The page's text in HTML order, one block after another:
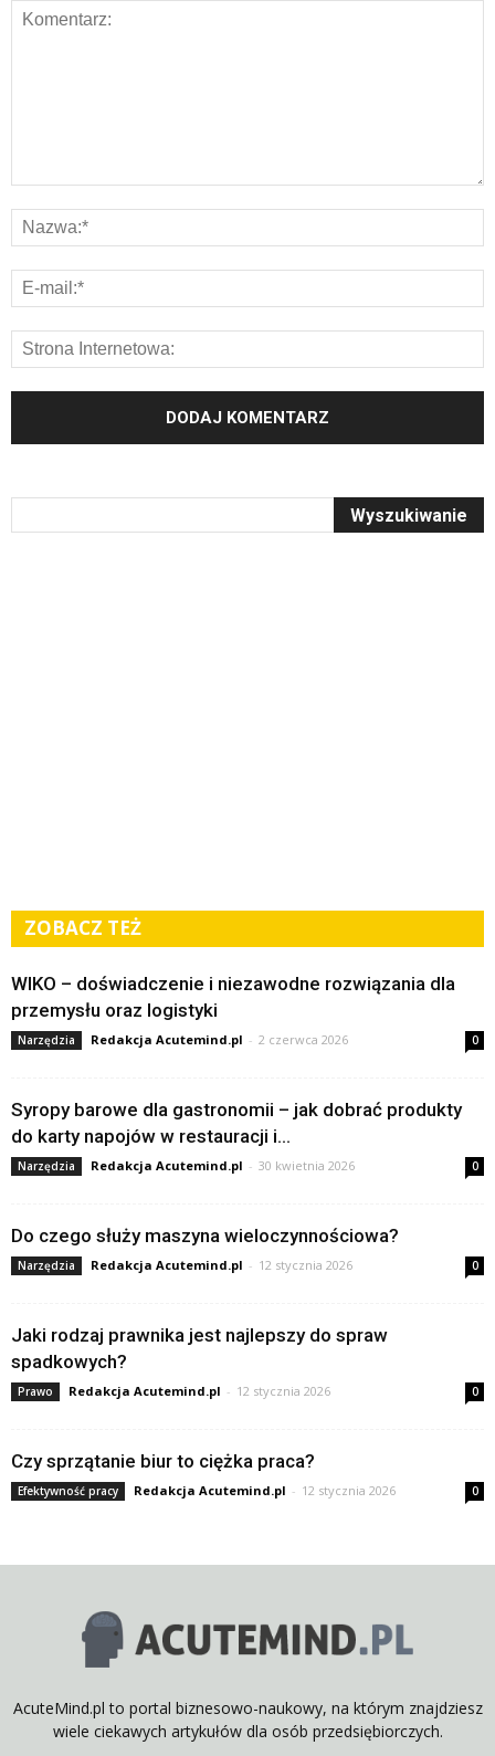
ZOBACZ TEŻ
WIKO – doświadczenie i niezawodne rozwiązania dla
przemysłu oraz logistyki
Narzędzia Redakcja Acutemind.pl - 2 czerwca 2026 0
Syropy barowe dla gastronomii – jak dobrać produkty
do karty napojów w restauracji i...
Narzędzia Redakcja Acutemind.pl - 30 kwietnia 2026 0
Do czego służy maszyna wieloczynnościowa?
Narzędzia Redakcja Acutemind.pl - 12 stycznia 2026 0
Jaki rodzaj prawnika jest najlepszy do spraw
spadkowych?
Prawo Redakcja Acutemind.pl - 12 stycznia 2026 0
Czy sprzątanie biur to ciężka praca?
Efektywność pracy Redakcja Acutemind.pl - 12 stycznia 2026 0
AcuteMind.pl to portal biznesowo-naukowy, na którym znajdziesz
wiele ciekawych artykułów dla osób przedsiębiorczych.